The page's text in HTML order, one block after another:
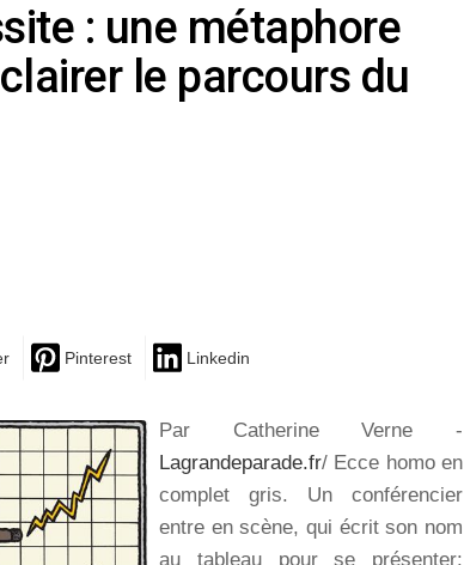
: une métaphore
le parcours du
Pinterest Linkedin
Par Catherine Verne -
Lagrandeparade.fr/ Ecce homo en
complet gris. Un conférencier
entre en scène, qui écrit son nom
au tableau pour se présenter: